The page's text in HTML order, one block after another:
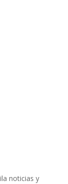
noticias y